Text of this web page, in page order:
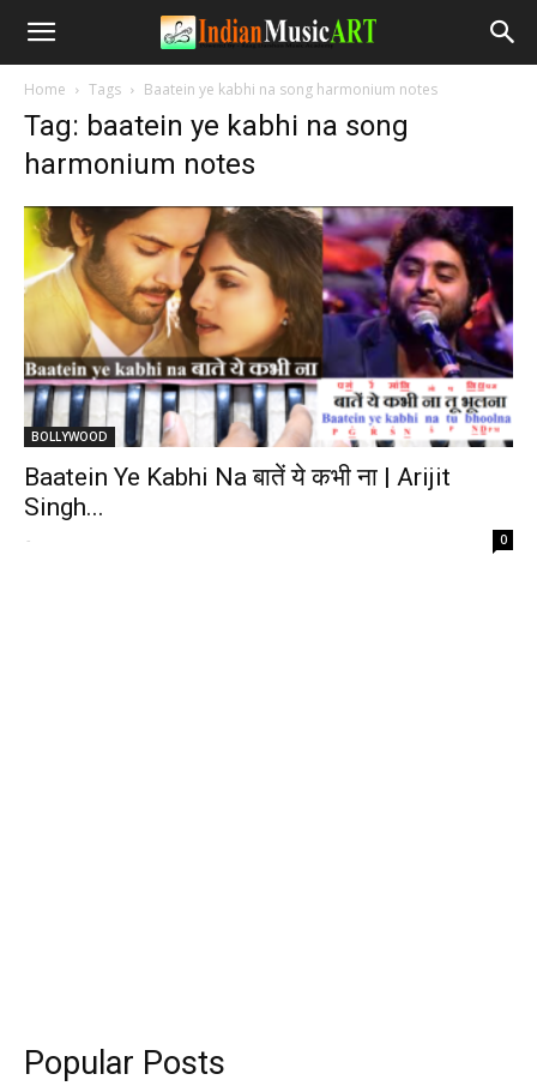
Home Tags Baatein ye kabhi na song harmonium notes
Tag: baatein ye kabhi na song
harmonium notes
BOLLYWOOD
Baatein Ye Kabhi Na बातें ये कभी ना | Arijit
Singh...
- 0
Popular Posts